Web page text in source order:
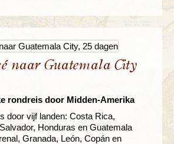
naar Guatemala City
rondreis door Midden-Amerika
door vijf landen: Costa Rica,
Honduras en Guatemala
Granada, León, Copán en